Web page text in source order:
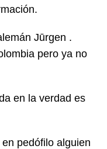
Jūrgen .
pero ya no
en la verdad es
pedófilo alguien